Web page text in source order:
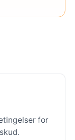
for